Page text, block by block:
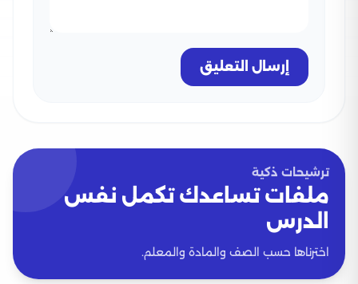
إرسال التعليق
ترشيحات ذكية
ملفات تساعدك تكمل نفس
الدرس
اخترناها حسب الصف والمادة والمعلم.